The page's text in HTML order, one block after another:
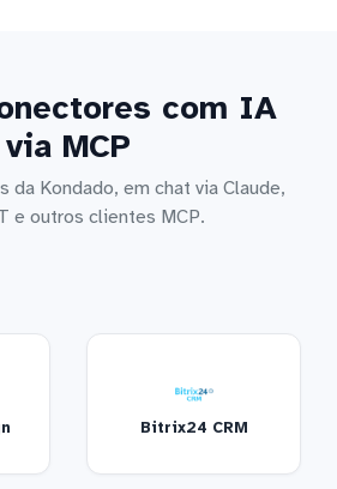
com IA
via MCP
da Kondado, em chat via Claude,
e outros clientes MCP.
Bitrix24 CRM